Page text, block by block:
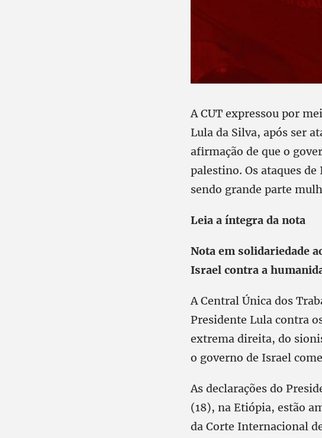
A CUT expressou por
Lula da Silva, após ser
afirmação de que o
palestino. Os ataques
sendo grande parte
Leia a íntegra da nota
Nota em solidariedade
Israel contra a
A Central Única dos
Presidente Lula contra
extrema direita, do
o governo de Israel
As declarações do
(18), na Etiópia, estão
da Corte Internacional